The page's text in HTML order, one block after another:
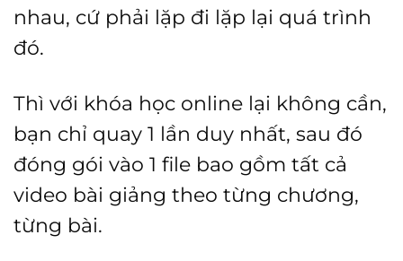
nhau, cứ phải lặp đi lặp lại quá trình
đó.
Thì với khóa học online lại không cần,
bạn chỉ quay 1 lần duy nhất, sau đó
đóng gói vào 1 file bao gồm tất cả
video bài giảng theo từng chương,
từng bài.